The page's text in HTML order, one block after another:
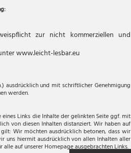
zur nicht kommerziellen und
www.leicht-lesbar.eu
ausdrücklich und mit schriftlicher Genehmigung
werden.
Links die Inhalte der gelinkten Seite ggf. mit
von diesen Inhalten distanziert. Wir haben auf
Wir möchten ausdrücklich betonen, dass wir
uns hiermit ausdrücklich von allen Inhalten aller
auf unserer Homepage ausgebrachten Links.